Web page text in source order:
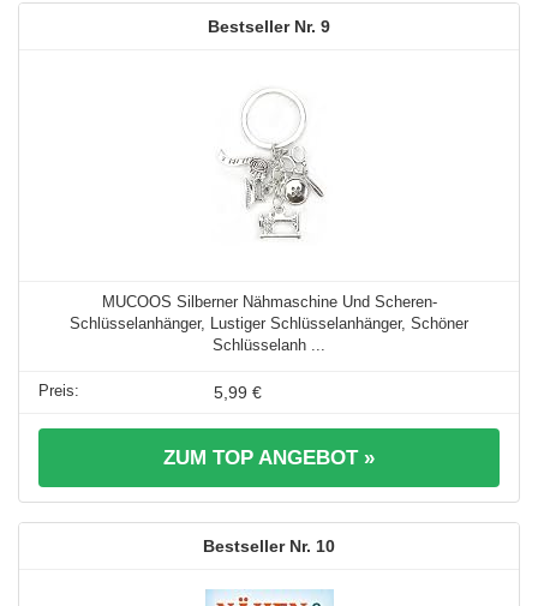
9
MUCOOS Silberner Nähmaschine Und Scheren-
Schlüsselanhänger, Lustiger Schlüsselanhänger, Schöner
Schlüsselanh ...
5,99 €
ZUM TOP ANGEBOT »
10